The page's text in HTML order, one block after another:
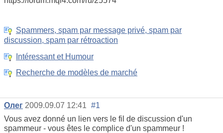
Spammers, spam par message privé, spam par
discussion, spam par rétroaction
Intéressant et Humour
Recherche de modèles de marché
Олег 2009.09.07 12:41 #1
Vous avez donné un lien vers le fil de discussion d'un
spammeur - vous êtes le complice d'un spammeur !